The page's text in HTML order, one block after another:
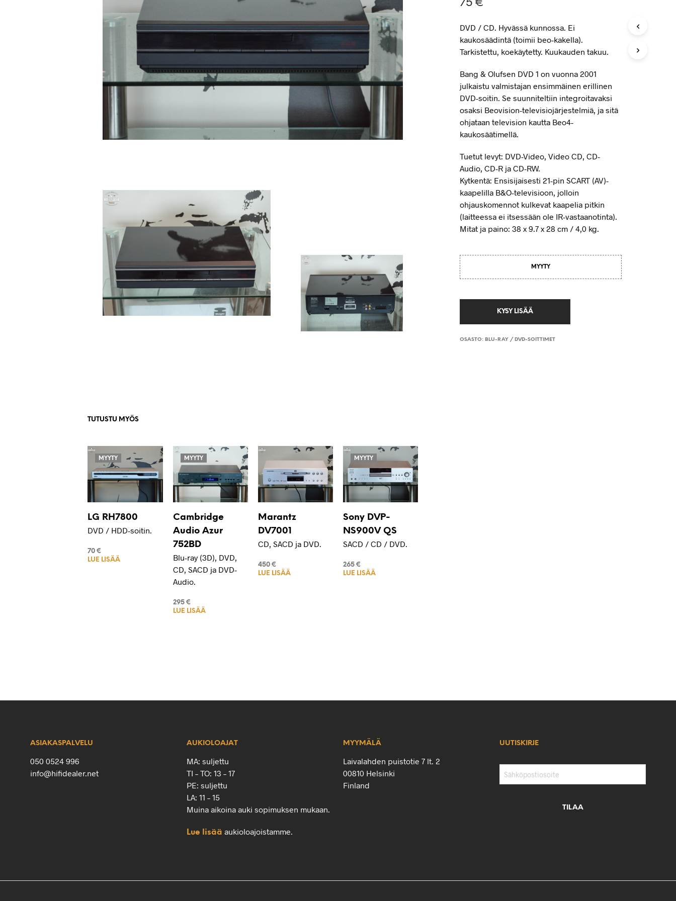
75 €
DVD / CD. Hyvässä kunnossa. Ei
kaukosäädintä (toimii beo-kakella).
Tarkistettu, koekäytetty. Kuukauden takuu.
Bang & Olufsen DVD 1 on vuonna 2001
julkaistu valmistajan ensimmäinen erillinen
DVD-soitin. Se suunniteltiin integroitavaksi
osaksi Beovision-televisiojärjestelmiä, ja sitä
ohjataan television kautta Beo4-
kaukosäätimellä.
Tuetut levyt: DVD-Video, Video CD, CD-
Audio, CD-R ja CD-RW.
Kytkentä: Ensisijaisesti 21-pin SCART (AV)-
kaapelilla B&O-televisioon, jolloin
ohjauskomennot kulkevat kaapelia pitkin
(laitteessa ei itsessään ole IR-vastaanotinta).
Mitat ja paino: 38 x 9.7 x 28 cm / 4,0 kg.
MYYTY
OSASTO: BLU-RAY / DVD-SOITTIMET
TUTUSTU MYÖS
MYYTY
LG RH7800
DVD / HDD-soitin.
70€
LUE LISÄÄ
MYYTY
Cambridge
Audio Azur
752BD
Blu-ray (3D), DVD,
CD, SACD ja DVD-
Audio.
295 €
LUE LISÄÄ
Marantz
DV7001
CD, SACD ja DVD.
450 €
LUE LISÄÄ
MYYTY
Sony DVP-
NS900V QS
SACD / CD / DVD.
265 €
LUE LISÄÄ
ASIAKASPALVELU
050 0524 996
info@hifidealer.net
AUKIOLOAJAT
MA: suljettu
TI – TO: 13 – 17
PE: suljettu
LA: 11 – 15
Muina aikoina auki sopimuksen mukaan.
Lue lisää aukioloajoistamme.
MYYMÄLÄ
Laivalahden puistotie 7 lt. 2
00810 Helsinki
Finland
UUTISKIRJE